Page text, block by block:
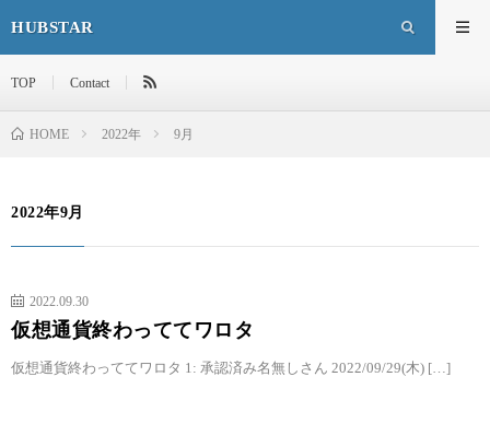
HUBSTAR
TOP Contact
HOME 2022年 9月
2022年9月
2022.09.30
仮想通貨終わっててワロタ
仮想通貨終わっててワロタ 1: 承認済み名無しさん 2022/09/29(木) […]